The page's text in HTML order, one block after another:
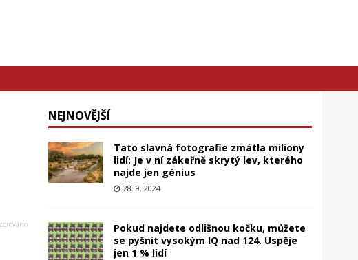
NEJNOVĚJŠÍ
Tato slavná fotografie zmátla miliony
lidí: Je v ní zákeřně skrytý lev, kterého
najde jen génius
28. 9. 2024
Pokud najdete odlišnou kočku, můžete
se pyšnit vysokým IQ nad 124. Uspěje
jen 1 % lidí